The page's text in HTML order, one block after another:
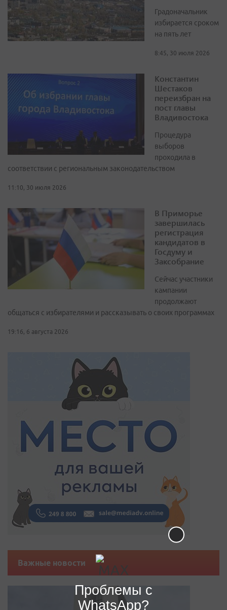
Градоначальник
избирается сроком
на пять лет
8:45, 30 июля 2026
Константин
Шестаков
переизбран на
пост главы
Владивостока
Процедура
выборов
проходила в
соответствии с региональным законодательством
11:10, 30 июля 2026
В Приморье
завершилась
регистрация
кандидатов в
Госдуму и
Заксобрание
Сейчас участники
кампании
продолжают
общаться с избирателями и рассказывать о своих программах
19:16, 6 августа 2026
Важные новости
Проблемы с
WhatsApp?